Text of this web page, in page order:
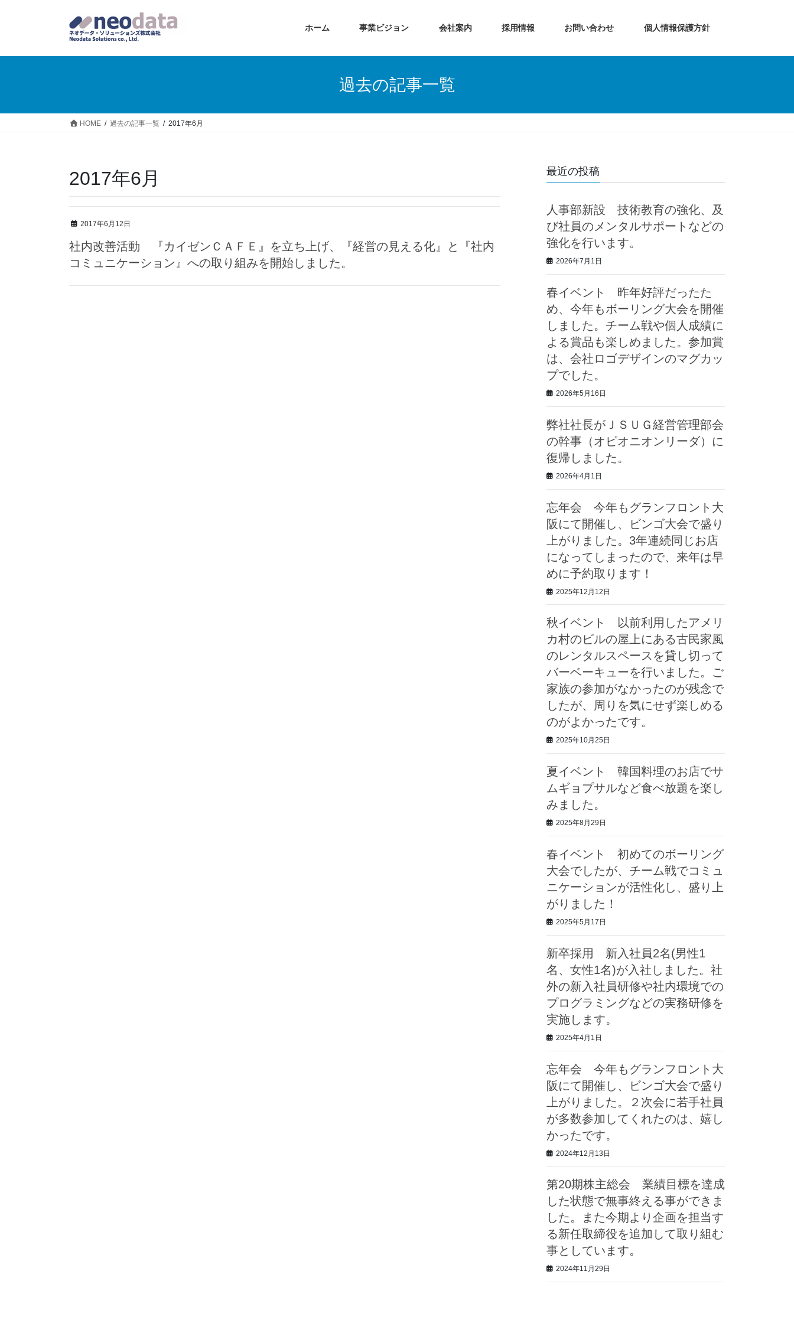
ホーム 事業ビジョン 会社案内 採用情報 お問い合わせ 個人情報保護方針
過去の記事一覧
HOME 過去の記事一覧 2017年6月
2017年6月
2017年6月12日
社内改善活動 『カイゼンＣＡＦＥ』を立ち上げ、『経営の見える化』と『社内
コミュニケーション』への取り組みを開始しました。
最近の投稿
人事部新設 技術教育の強化、及
び社員のメンタルサポートなどの
強化を行います。
2026年7月1日
春イベント 昨年好評だったた
め、今年もボーリング大会を開催
しました。チーム戦や個人成績に
よる賞品も楽しめました。参加賞
は、会社ロゴデザインのマグカッ
プでした。
2026年5月16日
弊社社長がＪＳＵＧ経営管理部会
の幹事（オピオニオンリーダ）に
復帰しました。
2026年4月1日
忘年会 今年もグランフロント大
阪にて開催し、ビンゴ大会で盛り
上がりました。3年連続同じお店
になってしまったので、来年は早
めに予約取ります！
2025年12月12日
秋イベント 以前利用したアメリ
カ村のビルの屋上にある古民家風
のレンタルスペースを貸し切って
バーベーキューを行いました。ご
家族の参加がなかったのが残念で
したが、周りを気にせず楽しめる
のがよかったです。
2025年10月25日
夏イベント 韓国料理のお店でサ
ムギョプサルなど食べ放題を楽し
みました。
2025年8月29日
春イベント 初めてのボーリング
大会でしたが、チーム戦でコミュ
ニケーションが活性化し、盛り上
がりました！
2025年5月17日
新卒採用 新入社員2名(男性1
名、女性1名)が入社しました。社
外の新入社員研修や社内環境での
プログラミングなどの実務研修を
実施します。
2025年4月1日
忘年会 今年もグランフロント大
阪にて開催し、ビンゴ大会で盛り
上がりました。２次会に若手社員
が多数参加してくれたのは、嬉し
かったです。
2024年12月13日
第20期株主総会 業績目標を達成
した状態で無事終える事ができま
した。また今期より企画を担当す
る新任取締役を追加して取り組む
事としています。
2024年11月29日